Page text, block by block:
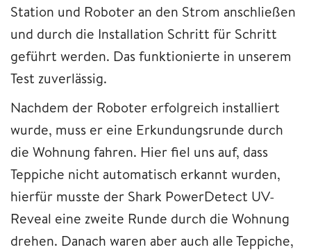
Station und Roboter an den Strom anschließen
und durch die Installation Schritt für Schritt
geführt werden. Das funktionierte in unserem
Test zuverlässig.
Nachdem der Roboter erfolgreich installiert
wurde, muss er eine Erkundungsrunde durch
die Wohnung fahren. Hier fiel uns auf, dass
Teppiche nicht automatisch erkannt wurden,
hierfür musste der Shark PowerDetect UV-
Reveal eine zweite Runde durch die Wohnung
drehen. Danach waren aber auch alle Teppiche,